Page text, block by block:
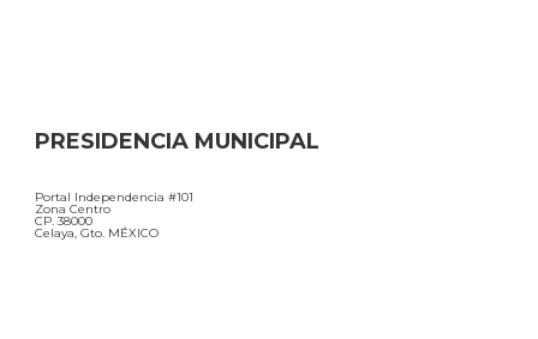
PRESIDENCIA MUNICIPAL
Portal Independencia #101
Zona Centro
CP. 38000
Celaya, Gto. MÉXICO